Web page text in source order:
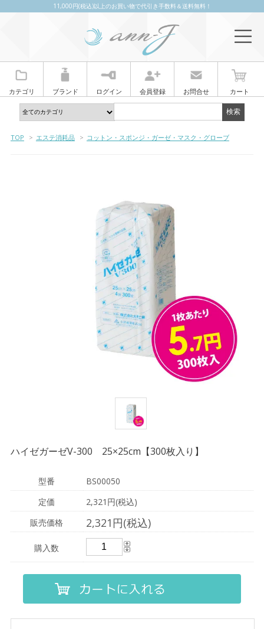
11,000円(税込)以上のお買い物で代引き手数料＆送料無料！
カテゴリ ブランド ログイン 会員登録 お問合せ カート
TOP > エステ消耗品 > コットン・スポンジ・ガーゼ・マスク・グローブ
ハイゼガーゼV-300 25×25cm【300枚入り】
型番
BS00050
定価
2,321円(税込)
販売価格
2,321円(税込)
購入数